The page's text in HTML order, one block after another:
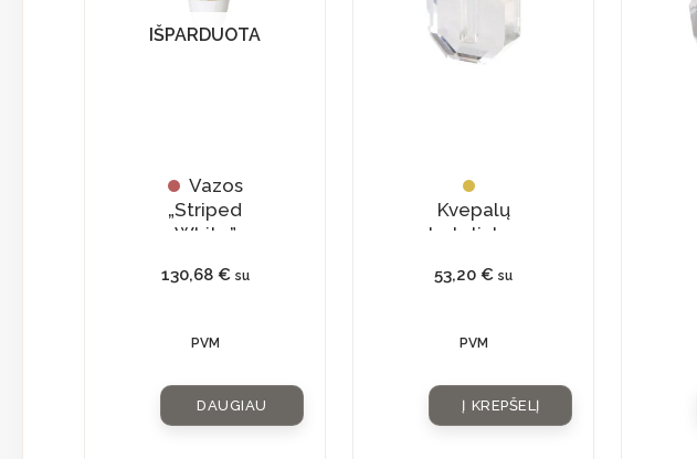
IŠPARDUOTA
Vazos
„Striped
White”
130,68 € su
PVM
DAUGIAU
Kvepalų
buteliukas
natūraliu
53,20€ su
PVM
Į KREPŠELĮ